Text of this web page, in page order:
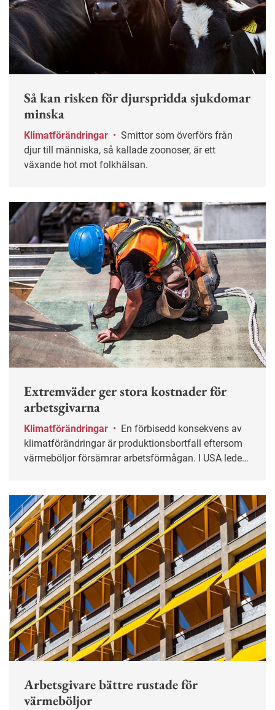
Så kan risken för djurspridda sjukdomar
minska
Klimatförändringar •
djur till människa, så kallade zoonoser, är ett
växande hot mot folkhälsan.
Extremväder ger stora kostnader för
arbetsgivarna
Klimatförändringar •
klimatförändringar är produktionsbortfall eftersom
värmeböljor försämrar arbetsförmågan. I USA leder
dollar, enligt en ny studie.
Arbetsgivare bättre rustade för
värmeböljor